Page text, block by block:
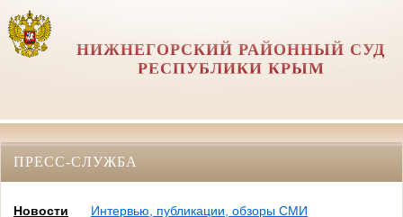
НИЖНЕГОРСКИЙ РАЙОННЫЙ СУД
РЕСПУБЛИКИ КРЫМ
ПРЕСС-СЛУЖБА
Новости
Интервью, публикации, обзоры СМИ